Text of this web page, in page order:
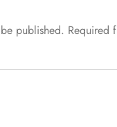
published. Required